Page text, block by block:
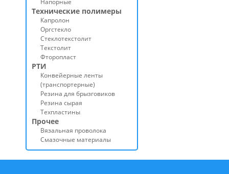
Напорные
Технические полимеры
Капролон
Оргстекло
Стеклотекстолит
Текстолит
Фторопласт
РТИ
Конвейерные ленты
(транспортерные)
Резина для брызговиков
Резина сырая
Техпластины
Прочее
Вязальная проволока
Смазочные материалы